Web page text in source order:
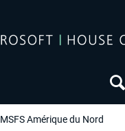
MSFS Amérique du Nord